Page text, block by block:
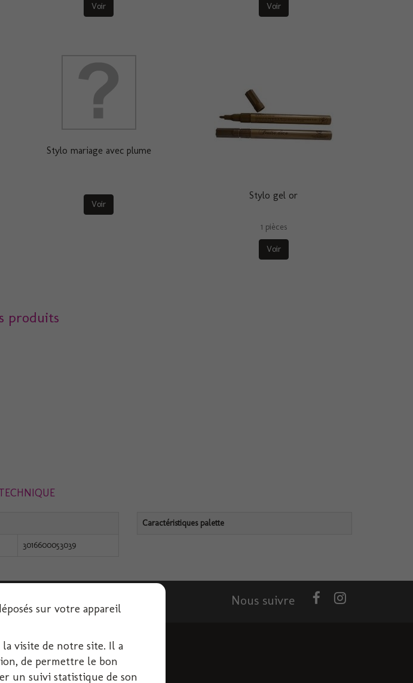
Voir Voir
Stylo mariage avec plume
Voir
Stylo gel or
1 pièces
Voir
produits
3016600053039
Caractéristiques palette
Nous suivre
sur votre appareil
la visite de notre site. Il a
de permettre le bon
un suivi statistique de son